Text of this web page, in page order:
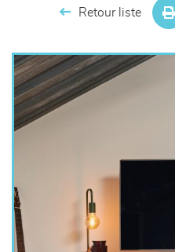
chambres et dressing
literie
décoration
Retour liste